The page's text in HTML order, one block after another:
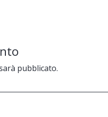
pubblicato.